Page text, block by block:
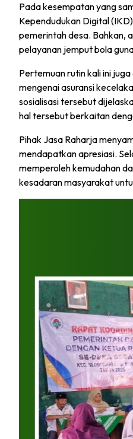
Pada kesempatan yang
Kependudukan Digital
pemerintah desa. Bahkan,
pelayanan jemput bola
Pertemuan rutin kali ini
mengenai asuransi
sosialisasi tersebut
hal tersebut berkaitan
Pihak Jasa Raharja
mendapatkan apresiasi.
memperoleh kemudahan
kesadaran masyarakat